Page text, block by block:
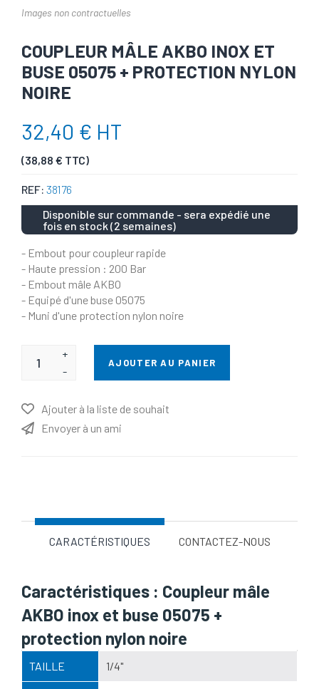
Images non contractuelles
COUPLEUR MÂLE AKBO INOX ET
BUSE 05075 + PROTECTION NYLON
NOIRE
32,40 € HT
(38,88 € TTC)
REF: 38176
Disponible sur commande - sera expédié une
fois en stock (2 semaines)
- Embout pour coupleur rapide
- Haute pression : 200 Bar
- Embout mâle AKBO
- Equipé d'une buse 05075
- Muni d'une protection nylon noire
+
-
AJOUTER AU PANIER
Ajouter à la liste de souhait
Envoyer à un ami
CARACTÉRISTIQUES CONTACTEZ-NOUS
Caractéristiques : Coupleur mâle
AKBO inox et buse 05075 +
protection nylon noire
TAILLE 1/4"